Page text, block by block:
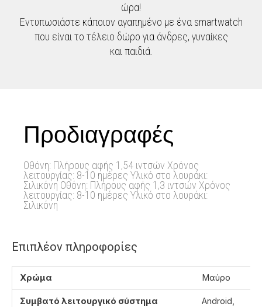
ώρα!
Εντυπωσιάστε κάποιον αγαπημένο με ένα smartwatch
που είναι το τέλειο δώρο για άνδρες, γυναίκες
και παιδιά.
Προδιαγραφές
Οθόνη: Πλήρους αφής 1,54 ιντσών Χρόνος
λειτουργίας: 8-10 ημέρες Υλικό στο λουράκι:
Σιλικόνη Οθόνη: Πλήρους αφής 1,3 ιντσών Χρόνος
λειτουργίας: 8-10 ημέρες Υλικό στο λουράκι:
Σιλικόνη
Επιπλέον πληροφορίες
Χρώμα Μαύρο
Συμβατό λειτουργικό σύστημα
Android,